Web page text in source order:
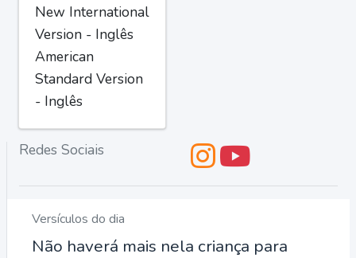
New International
Version - Inglês
American
Standard Version
- Inglês
Redes Sociais
Versículos do dia
Não haverá mais nela criança para